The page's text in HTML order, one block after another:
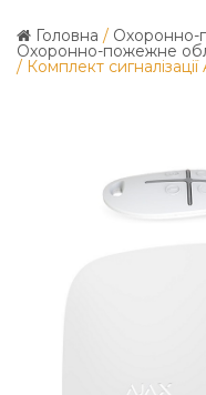
Головна / Охоронно-
Охоронно-пожежне
/ Комплект